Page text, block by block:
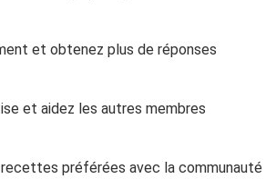
et obtenez plus de réponses
et aidez les autres membres
préférées avec la communauté